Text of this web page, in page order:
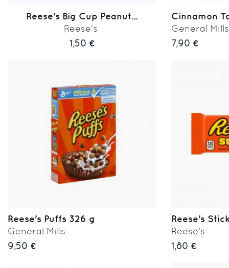
Reese's Big Cup Peanut...
Reese's
1,50 €
Cinnamon
General
7,90 €
Reese's Puffs 326 g
General Mills
9,50 €
Reese's
Reese's
1,80 €